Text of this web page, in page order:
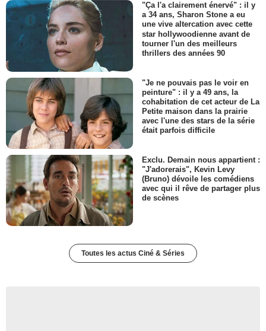
"Ça l'a clairement énervé" : il y
a 34 ans, Sharon Stone a eu
une vive altercation avec cette
star hollywoodienne avant de
tourner l'un des meilleurs
thrillers des années 90
"Je ne pouvais pas le voir en
peinture" : il y a 49 ans, la
cohabitation de cet acteur de La
Petite maison dans la prairie
avec l'une des stars de la série
était parfois difficile
Exclu. Demain nous appartient :
"J'adorerais", Kevin Levy
(Bruno) dévoile les comédiens
avec qui il rêve de partager plus
de scènes
Toutes les actus Ciné & Séries